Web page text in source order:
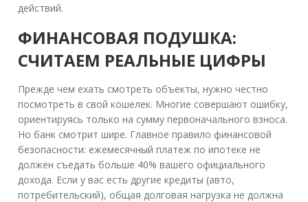
действий.
ФИНАНСОВАЯ ПОДУШКА:
СЧИТАЕМ РЕАЛЬНЫЕ ЦИФРЫ
Прежде чем ехать смотреть объекты, нужно честно
посмотреть в свой кошелек. Многие совершают ошибку,
ориентируясь только на сумму первоначального взноса.
Но банк смотрит шире. Главное правило финансовой
безопасности: ежемесячный платеж по ипотеке не
должен съедать больше 40% вашего официального
дохода. Если у вас есть другие кредиты (авто,
потребительский), общая долговая нагрузка не должна